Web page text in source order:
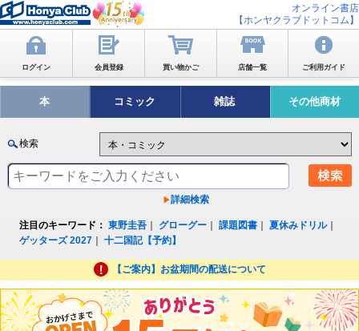
オンライン書店
【ホンヤクラブドットコム】
ログイン 会員登録 買い物かご 店舗一覧 ご利用ガイド
本 コミック 雑誌 その他商材
検索
詳細検索
注目のキーワード： 東野圭吾 グローグー ｜課題図書 ｜夏休みドリル｜
ゲッターズ 2027 ｜十二国記【予約】
【ご案内】お盆期間の配送について